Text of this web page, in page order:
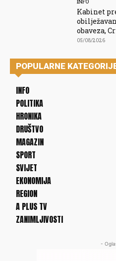
Kabinet
obaveza,
05/08/2026
POPULARNE
INFO
POLITIKA
HRONIKA
DRUŠTVO
MAGAZIN
SPORT
SVIJET
EKONOMIJA
REGION
A PLUS TV
ZANIMLJIVOSTI
-